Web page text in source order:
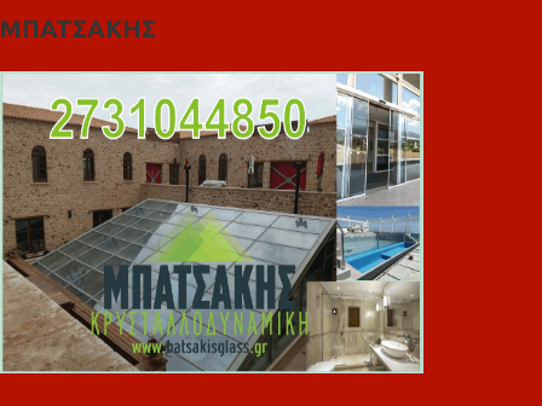
ΜΠΑΤΣΑΚΗΣ